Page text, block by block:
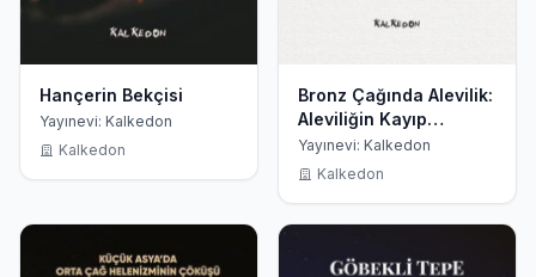
Hançerin Bekçisi
Yayınevi: Kalkedon
Kalkedon
Bronz Çağında Alevilik:
Aleviliğin Kayıp
Hafızası İkinci Kitap
Yayınevi: Kalkedon
Kalkedon